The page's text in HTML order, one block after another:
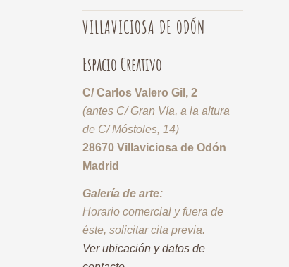
VILLAVICIOSA DE ODÓN
Espacio Creativo
C/ Carlos Valero Gil, 2
(antes C/ Gran Vía, a la altura
de C/ Móstoles, 14)
28670 Villaviciosa de Odón
Madrid
Galería de arte:
Horario comercial y fuera de
éste, solicitar cita previa.
Ver ubicación y datos de